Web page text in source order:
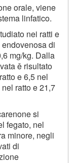
orale, viene
linfatico.
nei ratti e
di
mg/kg. Dalla
ě risultato
e 6,5 nel
ratto e 21,7
si
fegato, nel
minore, negli
di